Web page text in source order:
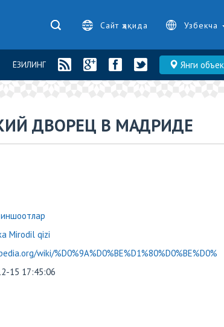
Сайт ҳақида Узбекча
Янги
ЁЗИЛИНГ
ДВОРЕЦ В МАДРИДЕ
Mirodil qizi
wiki/%D0%9A%D0%BE%D1%80%D0%BE%D0%
15 17:45:06